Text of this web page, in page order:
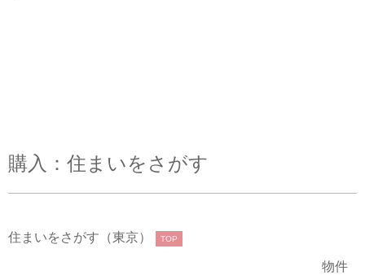
購入：住まいをさがす
住まいをさがす（東京） TOP
物件